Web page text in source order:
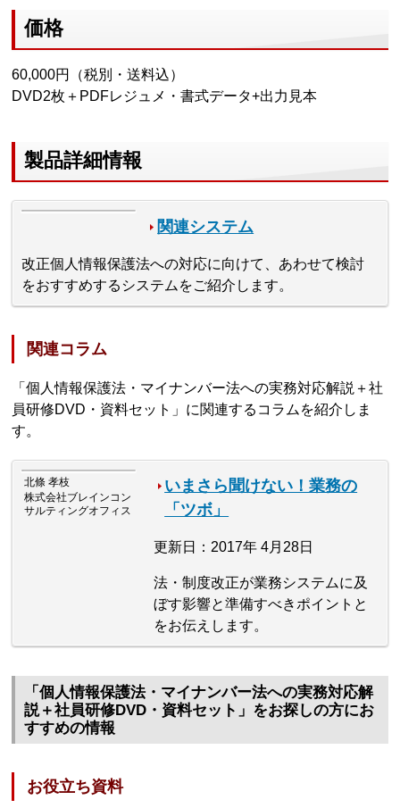
価格
60,000円（税別・送料込）
DVD2枚＋PDFレジュメ・書式データ+出力見本
製品詳細情報
関連システム
改正個人情報保護法への対応に向けて、あわせて検討
をおすすめするシステムをご紹介します。
関連コラム
「個人情報保護法・マイナンバー法への実務対応解説＋社
員研修DVD・資料セット」に関連するコラムを紹介しま
す。
いまさら聞けない！業務の
「ツボ」
更新日：2017年 4月28日
法・制度改正が業務システムに及
ぼす影響と準備すべきポイントと
をお伝えします。
北條 孝枝
株式会社ブレインコン
サルティングオフィス
「個人情報保護法・マイナンバー法への実務対応解
説＋社員研修DVD・資料セット」をお探しの方にお
すすめの情報
お役立ち資料